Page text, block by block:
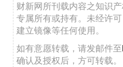
财新网所刊载内容之知识
专属所有或持有。未经许
建立镜像等任何使用。
如有意愿转载，请发邮件至
确认及授权后，方可转载。